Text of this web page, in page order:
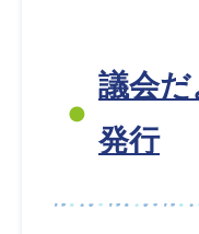
議会
発行